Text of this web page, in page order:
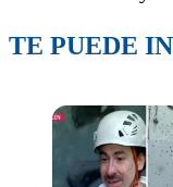
TE PUEDE